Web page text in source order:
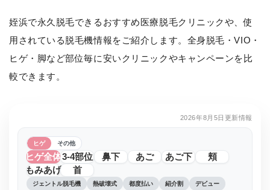
姪浜で永久脱毛できるおすすめ医療脱毛クリニックや、使
用されている脱毛機情報をご紹介します。全身脱毛・VIO・
ヒゲ・脚など部位毎に安いクリニックやキャンペーンを比
較できます。
2026年8月5日更新情報
ヒゲ その他
ヒゲ全体3-4部位 鼻下 あご あご下
頬
もみあげ
首
ジェントル脱毛機 熱破壊式 都度払い 紹介割 デビュー